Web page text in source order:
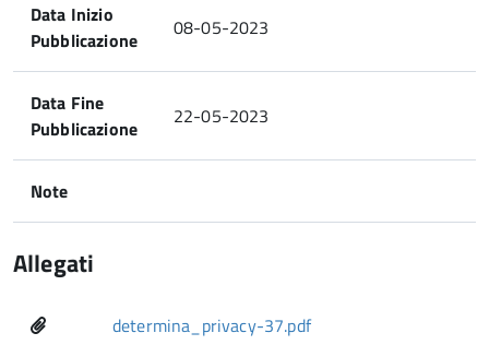
Data Inizio
Pubblicazione
08-05-2023
Data Fine
Pubblicazione
22-05-2023
Note
Allegati
determina_privacy-37.pdf